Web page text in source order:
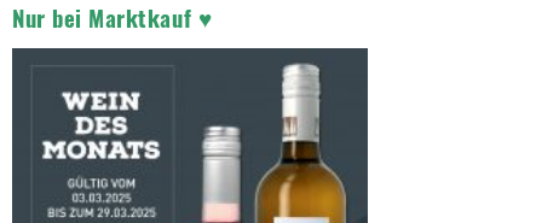
Nur bei Marktkauf ♥